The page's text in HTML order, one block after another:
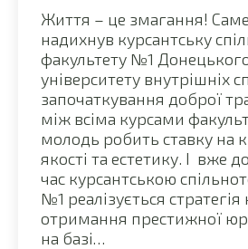
Життя – це змагання!
надихнув курсантську
факультету №1
університету внутрішніх
започаткування доброї
між всіма курсами
молодь робить ставку на
якості та естетику. І вже
час курсантською
№1 реалізується стратегія
отримання престижної
на базі…